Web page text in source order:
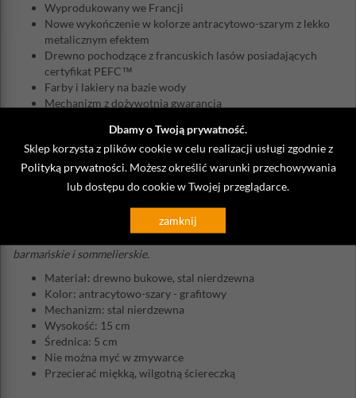
Dbamy o Twoją prywatność.
Sklep korzysta z plików cookie w celu realizacji usługi zgodnie z
Polityką prywatności . Możesz określić warunki przechowywania
lub dostępu do cookie w Twojej przeglądarce.
zamknij
Wyprodukowany we Francji
Nowe wykończenie w kolorze antracytowo-szarym z lekko
metalicznym efektem
Drewno pochodzące z francuskich lasów posiadających
certyfikat PEFC™
Farby i lakiery na bazie wody
Mechanizm z dożywotnią gwarancją
mniejszej lub równej 4 mm
Gotowy do użycia: w zestawie kryształki soli
Nie używać mokrej soli morskiej (nawet suszonej)
Historia marki Peugeot rozpoczęła się w XIX wieku. Jest synonimem
znakomitych produktów we francuskiej kuchni. Poza szeroką ofertą
profesjonalnych młynków do mielenia, w ostatnim okresie rozwija
także innowacyjne i wysokiej jakości produkty winiarskie,
barmańskie i sommelierskie.
Materiał: drewno bukowe, stal nierdzewna
Kolor: antracytowo-szary - grafitowy
Mechanizm: stal nierdzewna
Wysokość: 15 cm
Średnica: 5 cm
Nie można myć w zmywarce
Przecierać miękką, wilgotną ściereczką